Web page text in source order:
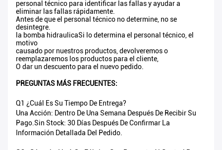
personal técnico para identificar las fallas y ayudar a
eliminar las fallas rápidamente.
Antes de que el personal técnico no determine, no se
desintegre.
la bomba hidraulicaSi lo determina el personal técnico, el
motivo
causado por nuestros productos, devolveremos o
reemplazaremos los productos para el cliente,
O dar un descuento para el nuevo pedido.
PREGUNTAS MÁS FRECUENTES:
Q1 ¿Cuál Es Su Tiempo De Entrega?
Una Acción: Dentro De Una Semana Después De Recibir Su
Pago.Sin Stock: 30 Días Después De Confirmar La
Información Detallada Del Pedido.